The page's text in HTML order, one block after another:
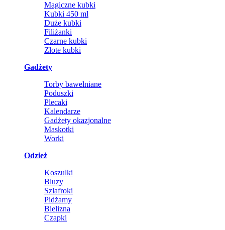
Magiczne kubki
Kubki 450 ml
Duże kubki
Filiżanki
Czarne kubki
Złote kubki
Gadżety
Torby bawełniane
Poduszki
Plecaki
Kalendarze
Gadżety okazjonalne
Maskotki
Worki
Odzież
Koszulki
Bluzy
Szlafroki
Pidżamy
Bielizna
Czapki